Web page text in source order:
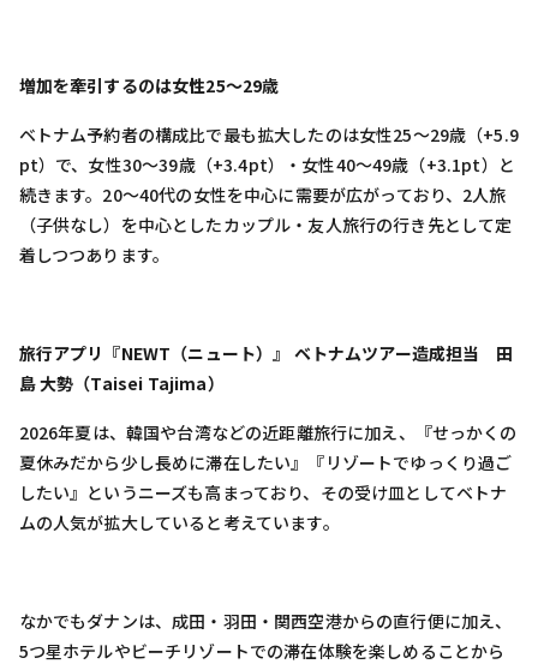
増加を牽引するのは女性25〜29歳
ベトナム予約者の構成比で最も拡大したのは女性25〜29歳（+5.9
pt）で、女性30〜39歳（+3.4pt）・女性40〜49歳（+3.1pt）と
続きます。20〜40代の女性を中心に需要が広がっており、2人旅
（子供なし）を中心としたカップル・友人旅行の行き先として定
着しつつあります。
旅行アプリ『NEWT（ニュート）』 ベトナムツアー造成担当 田
島 大勢（Taisei Tajima）
2026年夏は、韓国や台湾などの近距離旅行に加え、『せっかくの
夏休みだから少し長めに滞在したい』『リゾートでゆっくり過ご
したい』というニーズも高まっており、その受け皿としてベトナ
ムの人気が拡大していると考えています。
なかでもダナンは、成田・羽田・関西空港からの直行便に加え、
5つ星ホテルやビーチリゾートでの滞在体験を楽しめることから